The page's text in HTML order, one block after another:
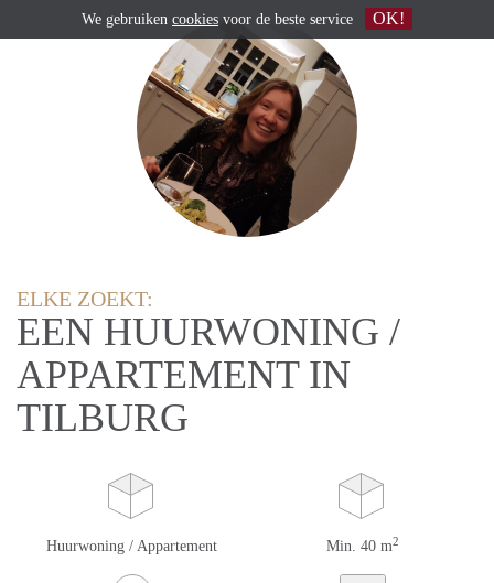
ELKE ZOEKT:
EEN HUURWONING /
APPARTEMENT IN
TILBURG
Huurwoning / Appartement Min. 40 m2
We gebruiken cookies voor de beste service OK!